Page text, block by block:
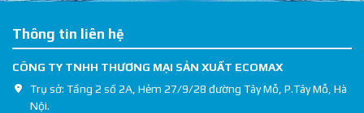
Thông tin liên hệ
CÔNG TY TNHH THƯƠNG MẠI SẢN XUẤT ECOMAX
Trụ sở: Tầng 2 số 2A, Hẻm 27/9/28 đường Tây Mỗ, P.Tây Mỗ, Hà
Nội.